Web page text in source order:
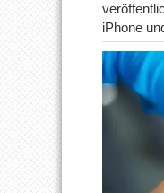
iPhone